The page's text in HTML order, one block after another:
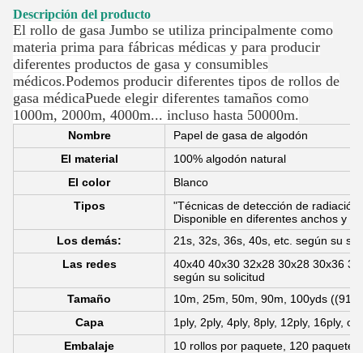
Descripción del producto
El rollo de gasa Jumbo se utiliza principalmente como
materia prima para fábricas médicas y para producir
diferentes productos de gasa y consumibles
médicos.Podemos producir diferentes tipos de rollos de
gasa médicaPuede elegir diferentes tamaños como
1000m, 2000m, 4000m... incluso hasta 50000m.
Nombre
Papel de gasa de algodón
El material
100% algodón natural
El color
Blanco
Tipos
"Técnicas de detección de
Disponible en diferentes anchos y
Los demás:
21s, 32s, 36s, 40s, etc. según su
Las redes
40x40 40x30 32x28 30x28 30x36
según su solicitud
Tamaño
10m, 25m, 50m, 90m, 100yds
Capa
1ply, 2ply, 4ply, 8ply, 12ply, 16ply, o
Embalaje
10 rollos por paquete, 120